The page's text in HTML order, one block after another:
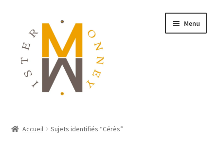
Menu
Accueil Sujets identifiés “Cérès”